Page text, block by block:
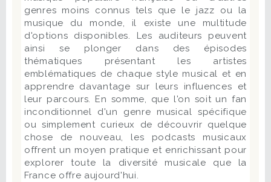
genres moins connus tels que le jazz ou la
musique du monde, il existe une multitude
d'options disponibles. Les auditeurs peuvent
ainsi se plonger dans des épisodes
thématiques présentant les artistes
emblématiques de chaque style musical et en
apprendre davantage sur leurs influences et
leur parcours. En somme, que l'on soit un fan
inconditionnel d'un genre musical spécifique
ou simplement curieux de découvrir quelque
chose de nouveau, les podcasts musicaux
offrent un moyen pratique et enrichissant pour
explorer toute la diversité musicale que la
France offre aujourd'hui.